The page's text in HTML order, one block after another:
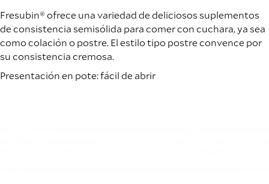
Fresubin® ofrece una variedad de deliciosos suplementos
de consistencia semisólida para comer con cuchara, ya sea
como colación o postre. El estilo tipo postre convence por
su consistencia cremosa.
Presentación en pote: fácil de abrir